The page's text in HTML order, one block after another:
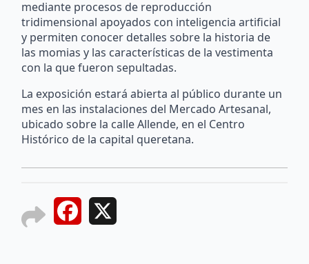
mediante procesos de reproducción
tridimensional apoyados con inteligencia artificial
y permiten conocer detalles sobre la historia de
las momias y las características de la vestimenta
con la que fueron sepultadas.
La exposición estará abierta al público durante un
mes en las instalaciones del Mercado Artesanal,
ubicado sobre la calle Allende, en el Centro
Histórico de la capital queretana.
Facebook